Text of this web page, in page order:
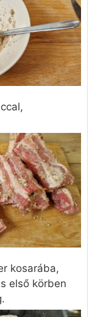
kosarába,
első körben